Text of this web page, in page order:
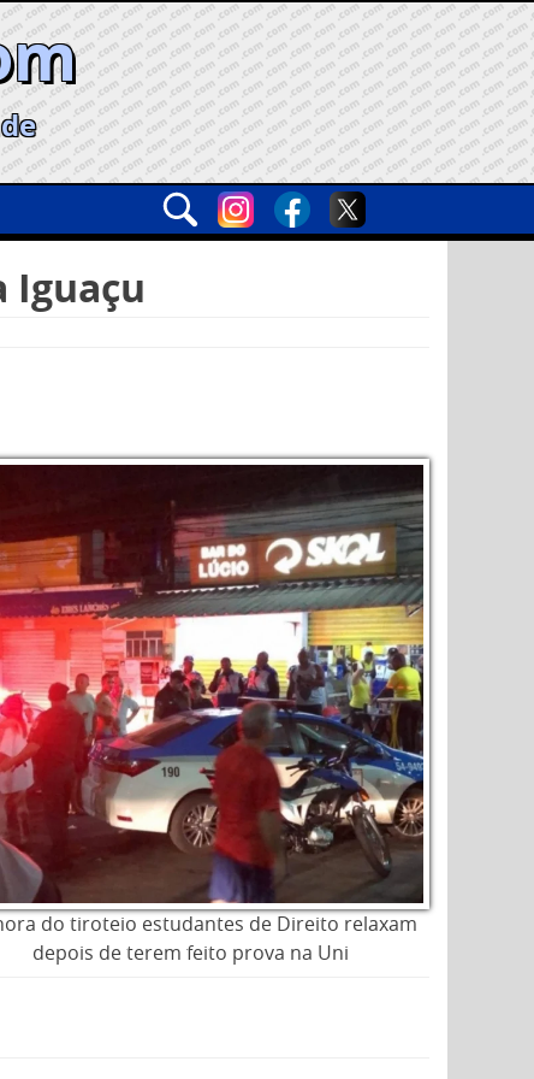
Iguaçu
do tiroteio estudantes de Direito relaxam
depois de terem feito prova na Uni